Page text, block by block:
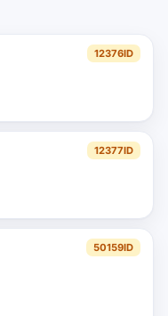
12376ID
12377ID
50159ID